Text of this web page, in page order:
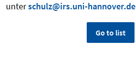
unterschulz@irs.uni-hannover.de
Go to list